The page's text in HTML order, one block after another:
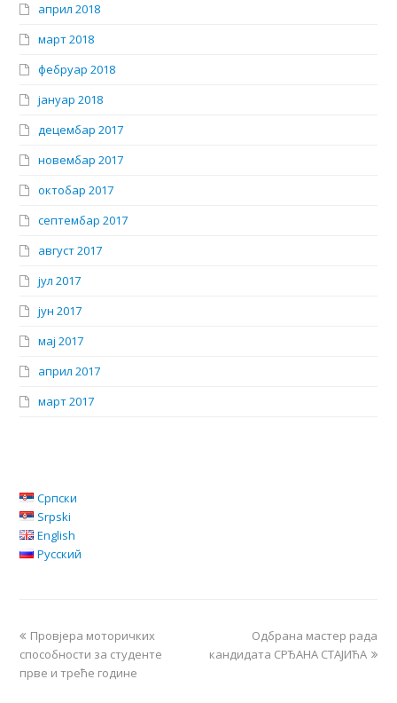
април 2018
март 2018
фебруар 2018
јануар 2018
децембар 2017
новембар 2017
октобар 2017
септембар 2017
август 2017
јул 2017
јун 2017
мај 2017
април 2017
март 2017
Српски
Srpski
English
Русский
Провјера моторичких
способности за студенте
прве и треће године
Одбрана мастер рада
кандидата СРЂАНА СТАЈИЋА